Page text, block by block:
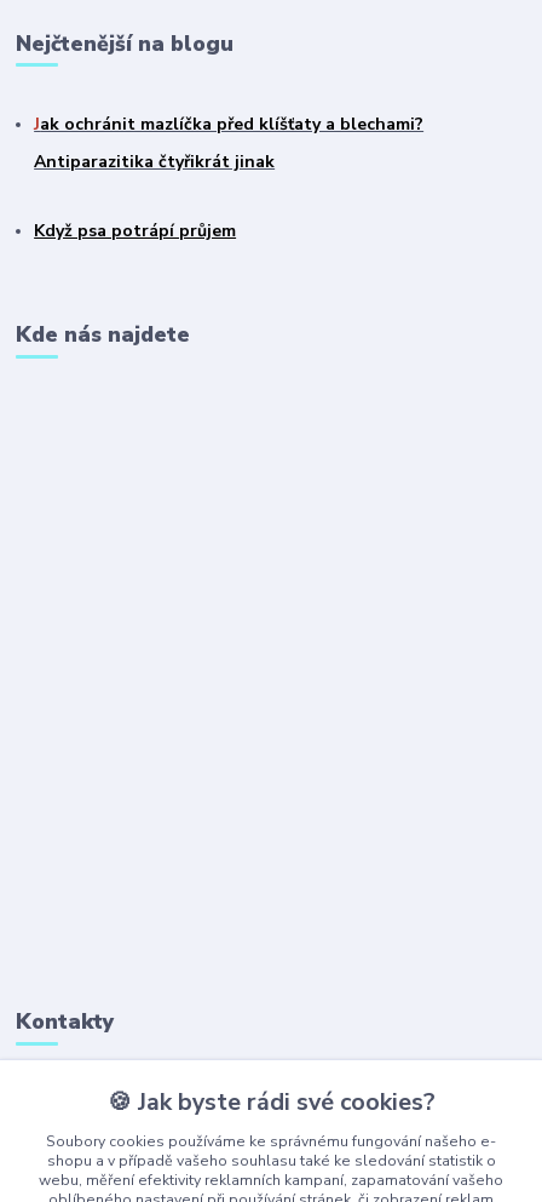
Nejčtenější na blogu
Jak ochránit mazlíčka před klíšťaty a blechami?
Antiparazitika čtyřikrát jinak
Když psa potrápí průjem
Kde nás najdete
Kontakty
+420 777 323 641
(Po-Pá, 8-16 hod.)
obchod@ajaxshop.cz
🍪 Jak byste rádi své cookies?
Soubory cookies používáme ke správnému fungování našeho e-
shopu a v případě vašeho souhlasu také ke sledování statistik o
webu, měření efektivity reklamních kampaní, zapamatování vašeho